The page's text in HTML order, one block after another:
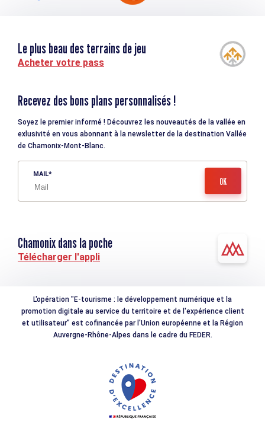
Le plus beau des terrains de jeu
Acheter votre pass
Recevez des bons plans personnalisés !
Soyez le premier informé ! Découvrez les nouveautés de la vallée en
exlusivité en vous abonnant à la newsletter de la destination Vallée
de Chamonix-Mont-Blanc.
MAIL
Chamonix dans la poche
Télécharger l'appli
L'opération "E-tourisme : le développement numérique et la
promotion digitale au service du territoire et de l'expérience client
et utilisateur" est cofinancée par l'Union européenne et la Région
Auvergne-Rhône-Alpes dans le cadre du FEDER.